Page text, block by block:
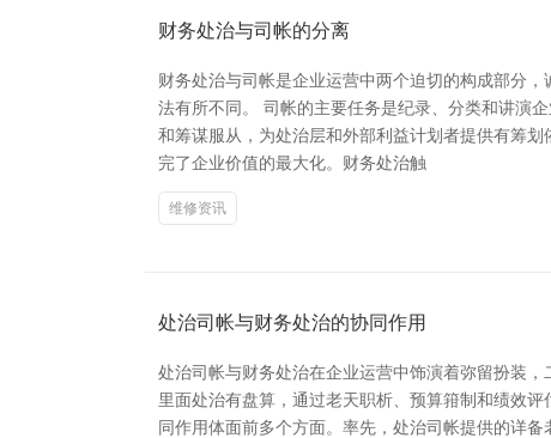
财务处治与司帐的分离
财务处治与司帐是企业运营中两个迫切的构成部分
法有所不同。 司帐的主要任务是纪录、分类和讲演
和筹谋服从，为处治层和外部利益计划者提供有筹
完了企业价值的最大化。财务处治触
维修资讯
处治司帐与财务处治的协同作用
处治司帐与财务处治在企业运营中饰演着弥留扮装
里面处治有盘算，通过老天职析、预算箝制和绩效
同作用体面前多个方面。率先，处治司帐提供的详